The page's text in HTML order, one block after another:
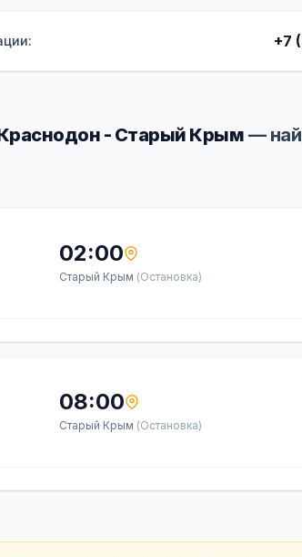
+7
- Старый Крым —
02:00
Старый Крым (Остановка)
08:00
Старый Крым (Остановка)